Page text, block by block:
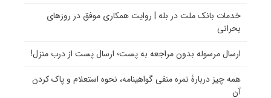
خدمات بانک ملت در بله | روایت همکاری موفق در روزهای
بحرانی
ارسال مرسوله بدون مراجعه به پست؛ ارسال پست از درب منزل!
همه چیز دربارۀ نمره منفی گواهینامه، نحوه استعلام و پاک کردن
آن